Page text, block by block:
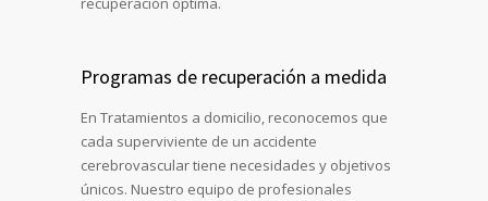
Programas de recuperación a medida
En Tratamientos a domicilio, reconocemos que
cada superviviente de un accidente
cerebrovascular tiene necesidades y objetivos
únicos. Nuestro equipo de profesionales